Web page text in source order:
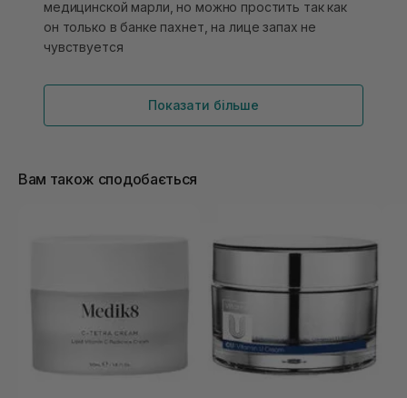
медицинской марли, но можно простить так как
он только в банке пахнет, на лице запах не
чувствуется
Показати більше
Вам також сподобається